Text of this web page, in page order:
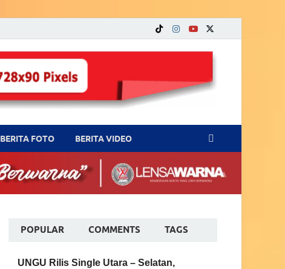
BERITA FOTO BERITA VIDEO
POPULAR COMMENTS TAGS
UNGU Rilis Single Utara – Selatan,